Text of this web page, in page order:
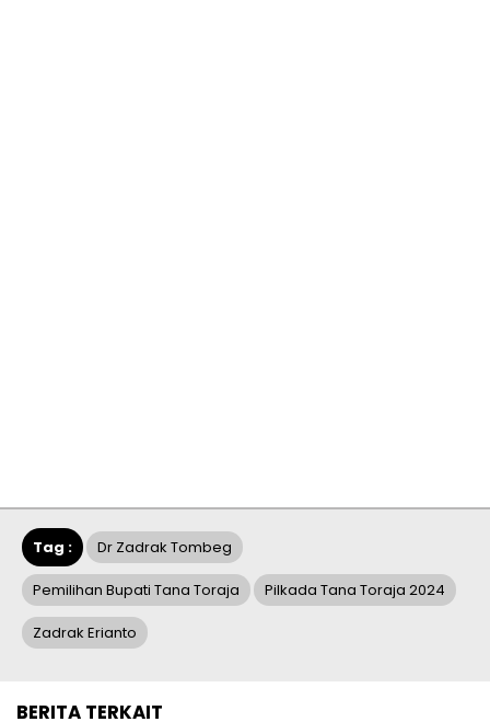
Tag : Dr Zadrak Tombeg
Pemilihan Bupati Tana Toraja Pilkada Tana Toraja 2024
Zadrak Erianto
BERITA TERKAIT